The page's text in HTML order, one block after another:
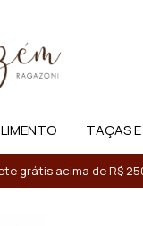
TAÇAS
grátis acima de R$